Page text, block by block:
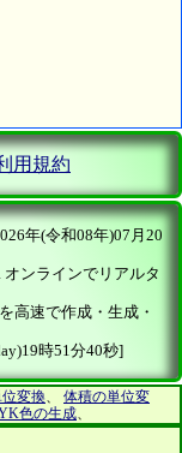
用規約
年(令和08年)07月20
ンラインでリアルタ
高速で作成・生成・
時51分40秒]
変換、 体積の単位変
色の生成、